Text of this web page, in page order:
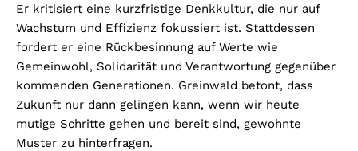
Er kritisiert eine kurzfristige Denkkultur, die nur auf
Wachstum und Effizienz fokussiert ist. Stattdessen
fordert er eine Rückbesinnung auf Werte wie
Gemeinwohl, Solidarität und Verantwortung gegenüber
kommenden Generationen. Greinwald betont, dass
Zukunft nur dann gelingen kann, wenn wir heute
mutige Schritte gehen und bereit sind, gewohnte
Muster zu hinterfragen.